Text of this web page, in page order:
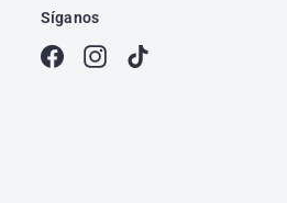
Síganos
FacebookInstagram